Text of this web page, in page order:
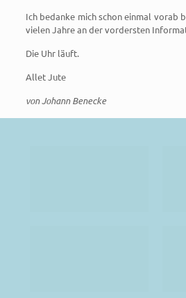
Ich bedanke mich schon einmal vorab
vielen Jahre an der vordersten
Die Uhr läuft.
Allet Jute
von Johann Benecke